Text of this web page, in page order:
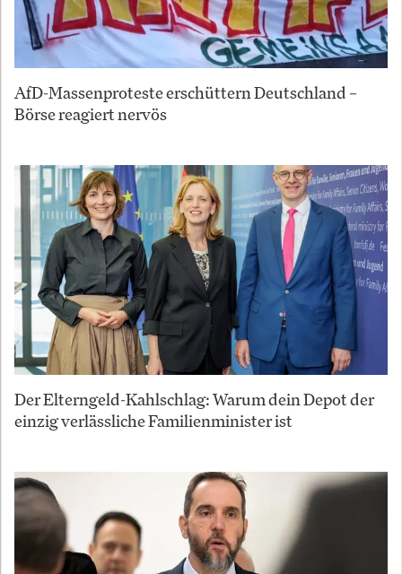
AfD-Massenproteste erschüttern Deutschland –
Börse reagiert nervös
Der Elterngeld-Kahlschlag: Warum dein Depot der
einzig verlässliche Familienminister ist